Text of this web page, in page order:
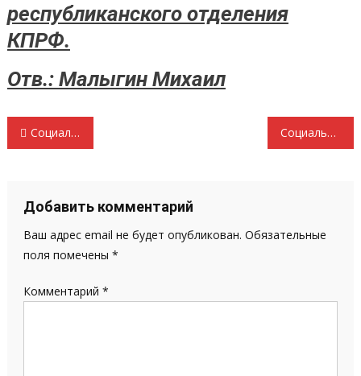
республиканского отделения
КПРФ.
Отв.: Малыгин Михаил
Навигация
записям
Социально-экономический барометр Безработица – неизлечимая язва капитализма Социально-экономический барометр: итоги 10 месяцев Эта естественная убыль
Добавить комментарий
Ваш адрес email не будет опубликован. Обязательные
поля помечены *
Комментарий *